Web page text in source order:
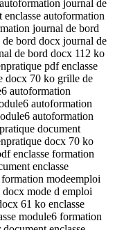
journal de
autoformation
journal de bord
bord docx journal de
de bord docx 112 ko
pdf enclasse
docx 70 ko grille de
autoformation
autoformation
autoformation
document
docx 70 ko
enclasse formation
enclasse
modeemploi
mode d emploi
61 ko enclasse
module6 formation